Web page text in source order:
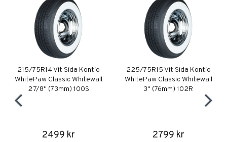
215/75R14 Vit Sida Kontio
WhitePaw Classic Whitewall
2 7/8" (73mm) 100S
2499 kr
225/75R15 Vit Sida Kontio
WhitePaw Classic Whitewall
3" (76mm) 102R
2799 kr